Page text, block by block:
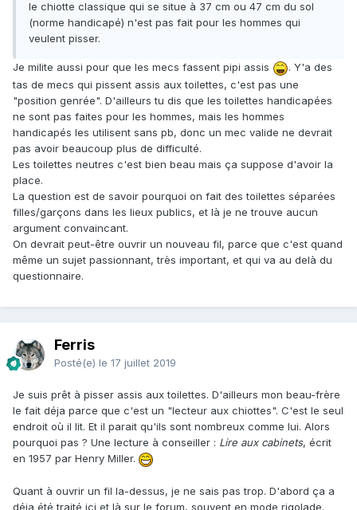
le chiotte classique qui se situe à 37 cm ou 47 cm du sol
(norme handicapé) n'est pas fait pour les hommes qui
veulent pisser.
Je milite aussi pour que les mecs fassent pipi assis
. Y'a des
tas de mecs qui pissent assis aux toilettes, c'est pas une
"position genrée". D'ailleurs tu dis que les toilettes handicapées
ne sont pas faites pour les hommes, mais les hommes
handicapés les utilisent sans pb, donc un mec valide ne devrait
pas avoir beaucoup plus de difficulté.
Les toilettes neutres c'est bien beau mais ça suppose d'avoir la
place.
La question est de savoir pourquoi on fait des toilettes séparées
filles/garçons dans les lieux publics, et là je ne trouve aucun
argument convaincant.
On devrait peut-être ouvrir un nouveau fil, parce que c'est quand
même un sujet passionnant, très important, et qui va au delà du
questionnaire.
Ferris
Posté(e) le 17 juillet 2019
Je suis prêt à pisser assis aux toilettes. D'ailleurs mon beau-frère
le fait déja parce que c'est un "lecteur aux chiottes". C'est le seul
endroit où il lit. Et il parait qu'ils sont nombreux comme lui. Alors
pourquoi pas ? Une lecture à conseiller : Lire aux cabinets, écrit
en 1957 par Henry Miller.
Quant à ouvrir un fil la-dessus, je ne sais pas trop. D'abord ça a
déja été traité ici et là sur le forum, souvent en mode rigolade.